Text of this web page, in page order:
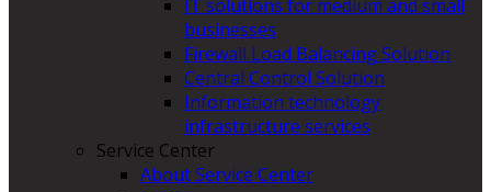
IT solutions for medium and small
businesses
Firewall Load Balancing Solution
Central Control Solution
Information technology
infrastructure services
Service Center
About Service Center